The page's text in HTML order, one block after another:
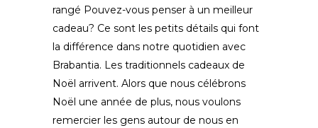
rangé Pouvez-vous penser à un meilleur
cadeau? Ce sont les petits détails qui font
la différence dans notre quotidien avec
Brabantia. Les traditionnels cadeaux de
Noël arrivent. Alors que nous célébrons
Noël une année de plus, nous voulons
remercier les gens autour de nous en